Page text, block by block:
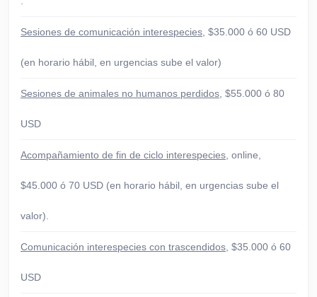
Sesiones de comunicación interespecies , $35.000 ó 60 USD
(en horario hábil, en urgencias sube el valor)
Sesiones de animales no humanos perdidos , $55.000 ó 80
USD
Acompañamiento de fin de ciclo interespecies , online,
$45.000 ó 70 USD (en horario hábil, en urgencias sube el
valor).
Comunicación interespecies con trascendidos , $35.000 ó 60
USD